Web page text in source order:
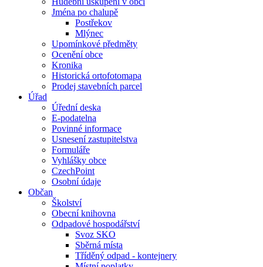
Jména po chalupě
Postřekov
Mlýnec
Upomínkové předměty
Ocenění obce
Kronika
Historická ortofotomapa
Prodej stavebních parcel
Úřad
Úřední deska
E-podatelna
Povinné informace
Usnesení zastupitelstva
Formuláře
Vyhlášky obce
CzechPoint
Osobní údaje
Občan
Školství
Obecní knihovna
Odpadové hospodářství
Svoz SKO
Sběrná místa
Tříděný odpad - kontejnery